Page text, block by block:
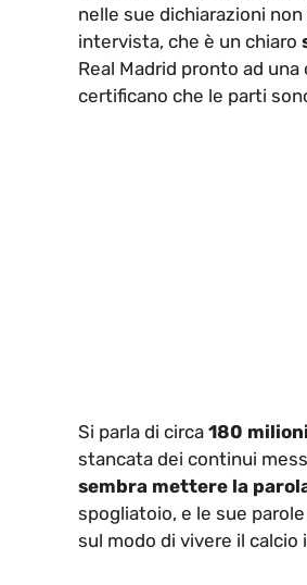
nelle sue dichiarazioni
intervista, che è un chiaro
Real Madrid pronto ad
certificano che le parti
Si parla di circa 180 milioni
stancata dei continui
sembra mettere la
spogliatoio, e le sue
sul modo di vivere il